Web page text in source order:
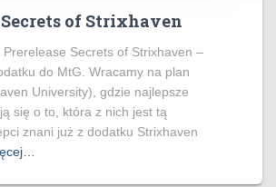
of Strixhaven
Secrets of Strixhaven –
do MtG. Wracamy na plan
University), gdzie najlepsze
się o to, która z nich jest tą
znani już z dodatku Strixhaven